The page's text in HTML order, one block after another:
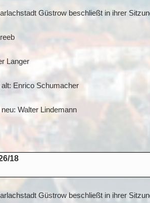
Güstrow beschließt in ihrer
Langer
Enrico Schumacher
Walter Lindemann
18
Güstrow beschließt in ihrer